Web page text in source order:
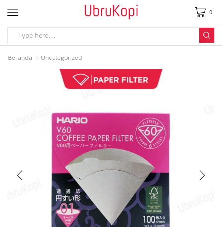
0
Beranda Uncategorized